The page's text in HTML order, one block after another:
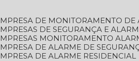
EMPRESA DE MONITORAMENTO
EMPRESAS DE SEGURANÇA E
EMPRESAS MONITORAMENTO
EMPRESA DE ALARME DE
EMPRESA DE ALARME RESIDENCIAL